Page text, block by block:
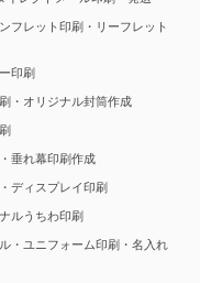
フレット印刷・リーフレット
印刷
・オリジナル封筒作成
垂れ幕印刷作成
ディスプレイ印刷
ルうちわ印刷
・ユニフォーム印刷・名入れ